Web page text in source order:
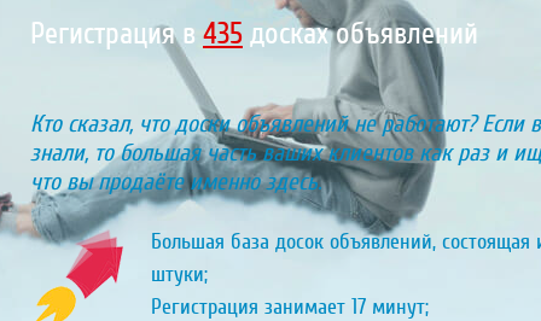
Регистрация в 468 досках объявлений
Кто сказал, что доски объявлений не работают? Если
знали, то большая часть ваших клиентов как раз и
что вы продаёте именно здесь.
Большая база досок объявлений, состоящая
штуки;
Регистрация занимает 17 минут;